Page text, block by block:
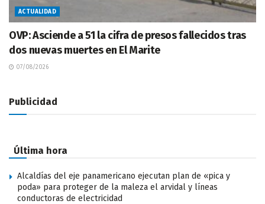
ACTUALIDAD
OVP: Asciende a 51 la cifra de presos fallecidos tras
dos nuevas muertes en El Marite
07/08/2026
Publicidad
Última hora
Alcaldías del eje panamericano ejecutan plan de «pica y
poda» para proteger de la maleza el arvidal y líneas
conductoras de electricidad